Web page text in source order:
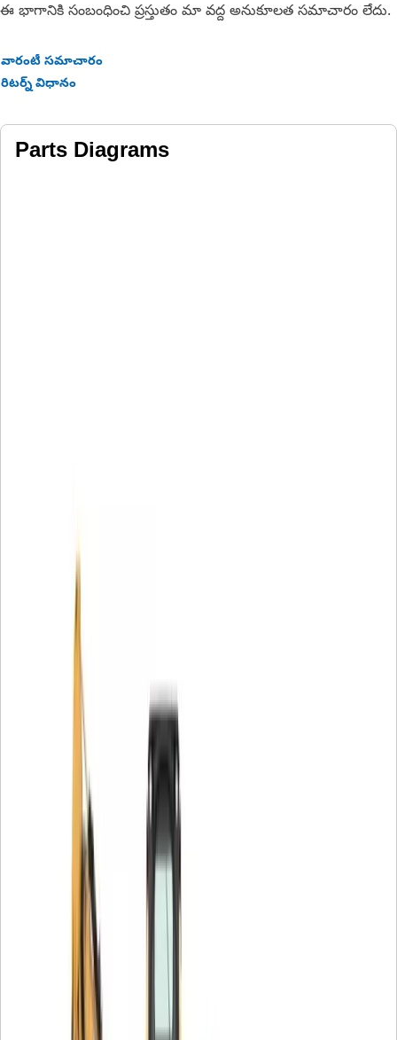
ఈ భాగానికి సంబంధించి ప్రస్తుతం మా వద్ద అనుకూలత సమాచారం లేదు.
వారంటీ సమాచారం
రిటర్న్ విధానం
Parts Diagrams